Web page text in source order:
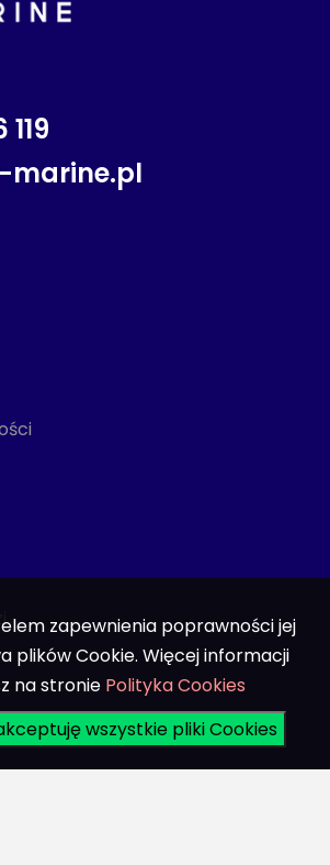
marine.pl
zapewnienia poprawności jej
plików Cookie. Więcej informacji
na stronie Polityka Cookies
wszystkie pliki Cookies